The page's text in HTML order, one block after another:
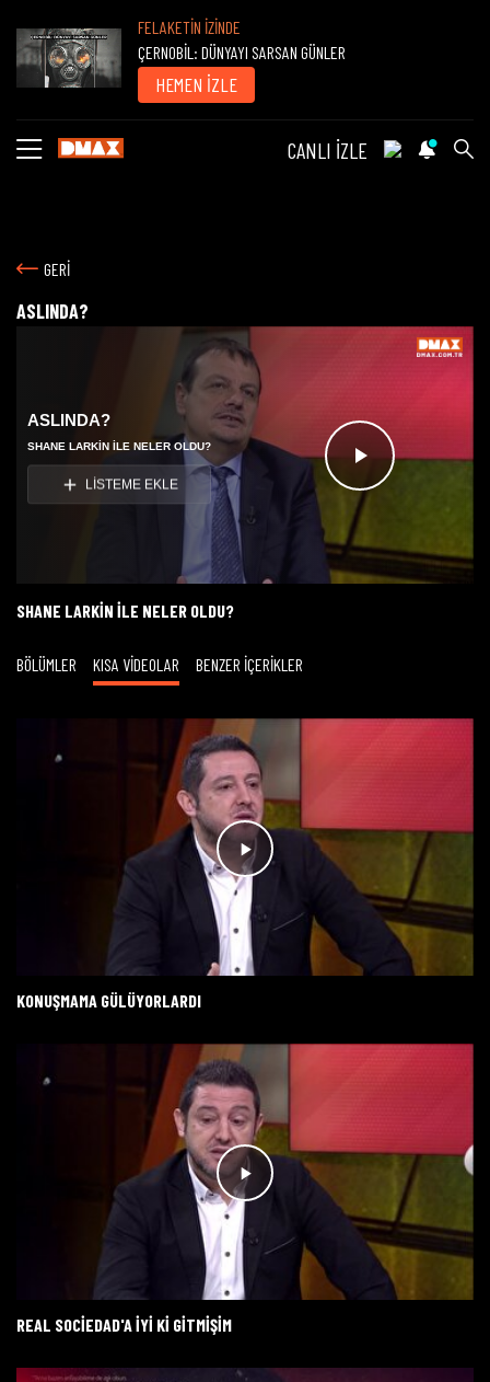
FELAKETİN İZİNDE
ÇERNOBİL: DÜNYAYI SARSAN GÜNLER
HEMEN İZLE
CANLI İZLE
GERİ
ASLINDA?
Videoyu
Oynat
ASLINDA?
SHANE LARKIN ILE NELER OLDU?
LİSTEME EKLE
SHANE LARKIN ILE NELER OLDU?
BÖLÜMLER KISA VİDEOLAR BENZER İÇERİKLER
KONUŞMAMA GÜLÜYORLARDI
REAL SOCIEDAD'A IYI KI GITMIŞIM